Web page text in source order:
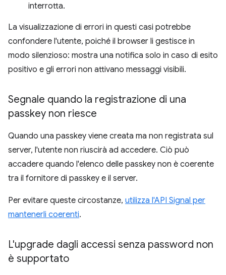
interrotta.
La visualizzazione di errori in questi casi potrebbe
confondere l'utente, poiché il browser li gestisce in
modo silenzioso: mostra una notifica solo in caso di esito
positivo e gli errori non attivano messaggi visibili.
Segnale quando la registrazione di una
passkey non riesce
Quando una passkey viene creata ma non registrata sul
server, l'utente non riuscirà ad accedere. Ciò può
accadere quando l'elenco delle passkey non è coerente
tra il fornitore di passkey e il server.
Per evitare queste circostanze, utilizza l'API Signal per
mantenerli coerenti.
L'upgrade dagli accessi senza password non
è supportato